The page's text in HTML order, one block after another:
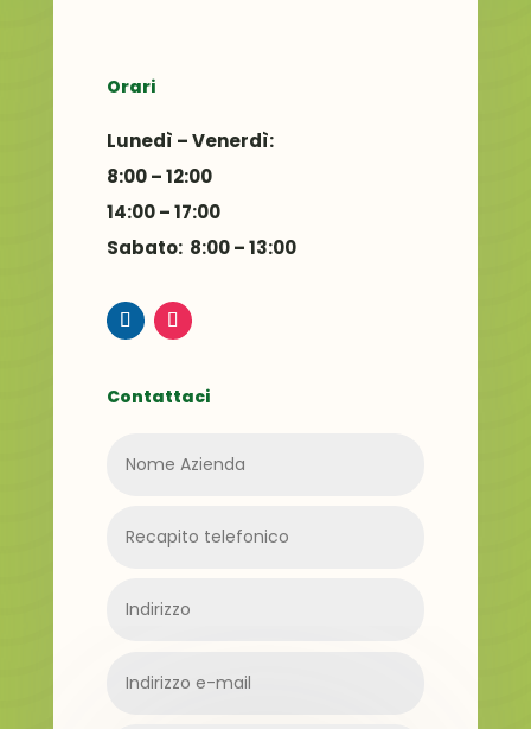
Orari
Lunedì – Venerdì:
8:00 – 12:00
14:00 – 17:00
Sabato: 8:00 – 13:00
Contattaci